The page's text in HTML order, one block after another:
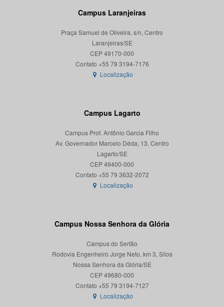
Campus Laranjeiras
Praça Samuel de Oliveira, s/n, Centro
Laranjeiras/SE
CEP 49170-000
Localização
Campus Lagarto
Campus Prof. Antônio Garcia Filho
Av. Governador Marcelo Déda, 13, Centro
Lagarto/SE
CEP 49400-000
Localização
Campus Nossa Senhora da Glória
Campus do Sertão
Rodovia Engenheiro Jorge Neto, km 3, Silos
Nossa Senhora da Glória/SE
CEP 49680-000
Contato +55 79 3194-7127
Localização